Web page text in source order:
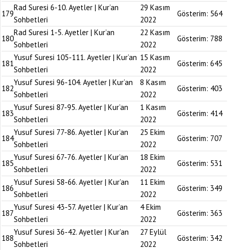
179
Rad Suresi 6-10. Ayetler | Kur’an
Sohbetleri
29 Kasım
2022
Gösterim: 564
180
Rad Suresi 1-5. Ayetler | Kur’an
Sohbetleri
22 Kasım
2022
Gösterim: 788
181
Yusuf Suresi 105-111. Ayetler | Kur’an
Sohbetleri
15 Kasım
2022
Gösterim: 645
182
Yusuf Suresi 96-104. Ayetler | Kur’an
Sohbetleri
8 Kasım
2022
Gösterim: 403
183
Yusuf Suresi 87-95. Ayetler | Kur’an
Sohbetleri
1 Kasım
2022
Gösterim: 414
184
Yusuf Suresi 77-86. Ayetler | Kur’an
Sohbetleri
25 Ekim
2022
Gösterim: 707
185
Yusuf Suresi 67-76. Ayetler | Kur’an
Sohbetleri
18 Ekim
2022
Gösterim: 531
186
Yusuf Suresi 58-66. Ayetler | Kur’an
Sohbetleri
11 Ekim
2022
Gösterim: 349
187
Yusuf Suresi 43-57. Ayetler | Kur’an
Sohbetleri
4 Ekim
2022
Gösterim: 363
188
Yusuf Suresi 36-42. Ayetler | Kur’an
Sohbetleri
27 Eylül
2022
Gösterim: 342